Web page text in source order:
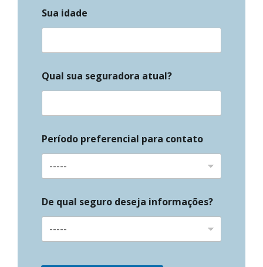
Sua idade
Qual sua seguradora atual?
Período preferencial para contato
De qual seguro deseja informações?